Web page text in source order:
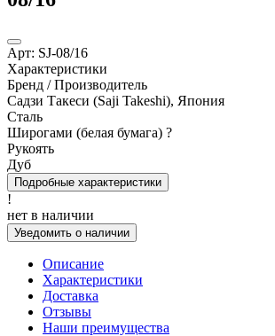
Арт: SJ-08/16
Характеристики
Бренд / Производитель
Садзи Такеси (Saji Takeshi), Япония
Сталь
Широгами (белая бумага) ?
Рукоять
Дуб
Подробные характеристики
!
нет в наличии
Уведомить о наличии
Описание
Характеристики
Доставка
Отзывы
Наши преимущества